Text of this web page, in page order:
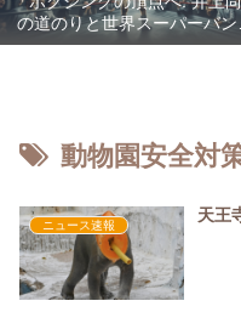
の道のりと世界スーパーバン
ム級統一戦の全貌」
動物園安全対
ニュース速報
天王